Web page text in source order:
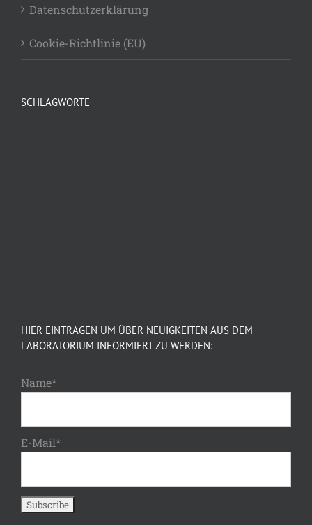
Datenschutzerklärung
Cookie-Richtlinie (EU)
SCHLAGWORTE
HIER EINTRAGEN UM ÜBER NEUIGKEITEN AUS DEM
LABORATORIUM INFORMIERT ZU WERDEN:
Name*
E-Mail*